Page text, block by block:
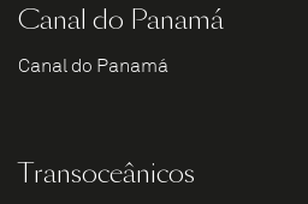
Canal do Panamá
Canal do Panamá
Transoceânicos